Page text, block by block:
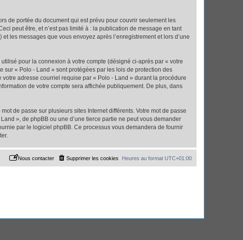
de portée du document qui est prévu pour couvrir seulement les
peut être, et n’est pas limité à : la publication de message en tant
les messages que vous envoyez après l’enregistrement et lors d’une
pour la connexion à votre compte (désigné ci-après par « votre
« Polo - Land » sont protégées par les lois de protection des
adresse courriel requise par « Polo - Land » durant la procédure
de votre compte sera affichée publiquement. De plus, dans
de passe sur plusieurs sites Internet différents. Votre mot de passe
», de phpBB ou une d’une tierce partie ne peut vous demander
par le logiciel phpBB. Ce processus vous demandera de fournir
Heures au format UTC+01:00
Supprimer les cookies
Nous contacter